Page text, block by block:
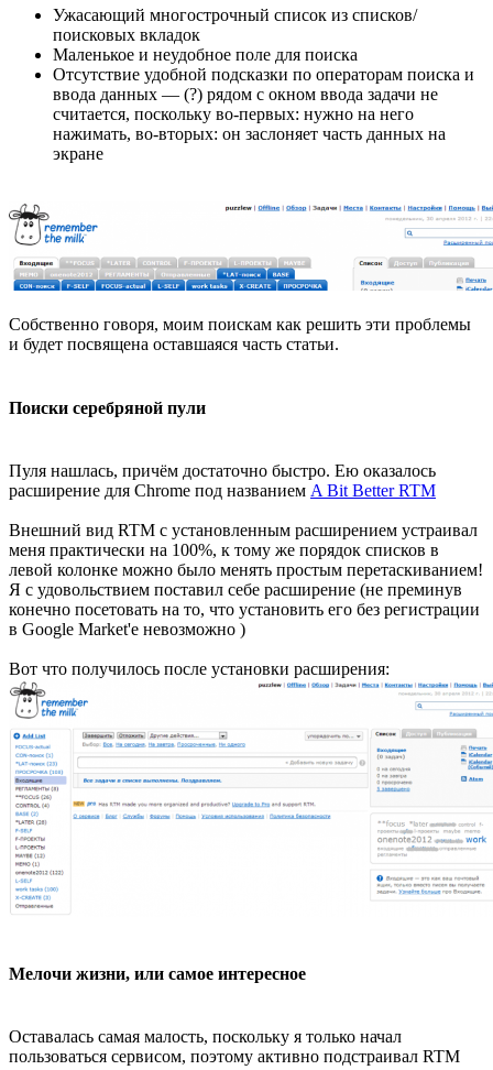
Ужасающий многострочный список из списков/
поисковых вкладок
Маленькое и неудобное поле для поиска
Отсутствие удобной подсказки по операторам поиска и
ввода данных — (?) рядом с окном ввода задачи не
считается, поскольку во-первых: нужно на него
нажимать, во-вторых: он заслоняет часть данных на
экране
Собственно говоря, моим поискам как решить эти проблемы
и будет посвящена оставшаяся часть статьи.
Поиски серебряной пули
Пуля нашлась, причём достаточно быстро. Ею оказалось
расширение для Chrome под названием A Bit Better RTM
Внешний вид RTM с установленным расширением устраивал
меня практически на 100%, к тому же порядок списков в
левой колонке можно было менять простым перетаскиванием!
Я с удовольствием поставил себе расширение (не преминув
конечно посетовать на то, что установить его без регистрации
в Google Market'e невозможно )
Вот что получилось после установки расширения:
Мелочи жизни, или самое интересное
Оставалась самая малость, поскольку я только начал
пользоваться сервисом, поэтому активно подстраивал RTM